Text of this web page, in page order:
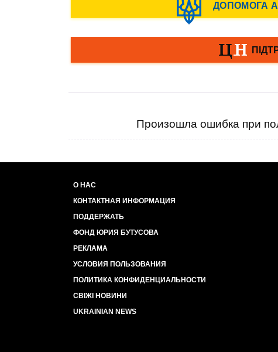
Произошла ошибка при
О НАС
КОНТАКТНАЯ ИНФОРМАЦИЯ
ПОДДЕРЖАТЬ
ФОНД ЮРИЯ БУТУСОВА
РЕКЛАМА
УСЛОВИЯ ПОЛЬЗОВАНИЯ
ПОЛИТИКА КОНФИДЕНЦИАЛЬНОСТИ
СВІЖІ НОВИНИ
UKRAINIAN NEWS